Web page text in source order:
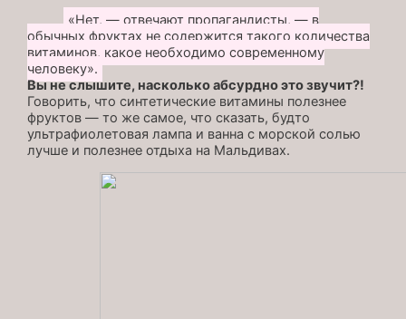
«Нет, — отвечают пропагандисты, — в
обычных фруктах не содержится такого количества
витаминов, какое необходимо современному
человеку».
Вы не слышите, насколько абсурдно это звучит?!
Говорить, что синтетические витамины полезнее
фруктов — то же самое, что сказать, будто
ультрафиолетовая лампа и ванна с морской солью
лучше и полезнее отдыха на Мальдивах.